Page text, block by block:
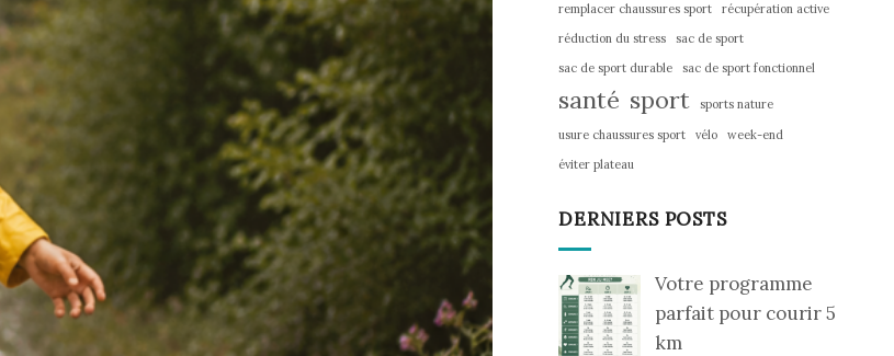
remplacer chaussures sport
récupération active
réduction du stress
sac de sport
sac de sport durable
sac de sport fonctionnel
santé sport
sports nature
usure chaussures sport
vélo
week-end
éviter plateau
DERNIERS POSTS
Votre programme
parfait pour courir 5
km